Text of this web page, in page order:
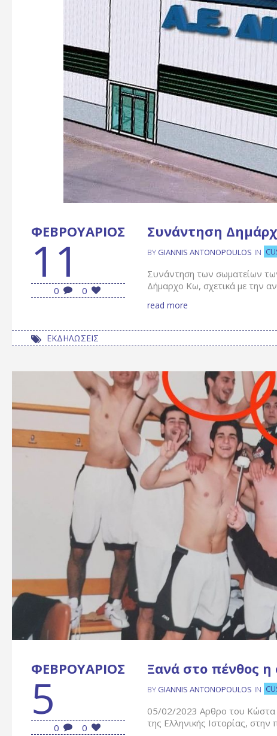
ΦΕΒΡΟΥΆΡΙΟΣ
11
0 0
Συνάντηση
BY GIANNIS ANTONOPOULOS IN
Συνάντηση των σωματείων
Δήμαρχο Κω, σχετικά με την
read more
ΕΚΔΗΛΩΣΕΙΣ
ΦΕΒΡΟΥΆΡΙΟΣ
5
0 0
Ξανά στο πένθος
BY GIANNIS ANTONOPOULOS IN
05/02/2023 Αρθρο του
της Ελληνικής Ιστορίας, στην